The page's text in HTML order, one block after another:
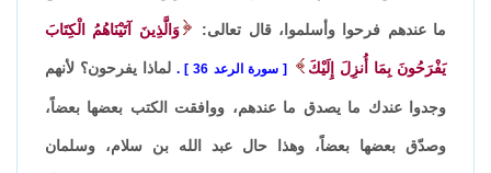
ما عندهم فرحوا وأسلموا، قال تعالى: وَالَّذِينَ آتَيْنَاهُمُ الْكِتَابَ
يَفْرَحُونَ بِمَا أُنزِلَ إِلَيْكَ سورة الرعد 36 .لماذا يفرحون؟ لأنهم
وجدوا عندك ما يصدق ما عندهم، ووافقت الكتب بعضها بعضاً،
وصدّق بعضها بعضاً، وهذا حال عبد الله بن سلام، وسلمان